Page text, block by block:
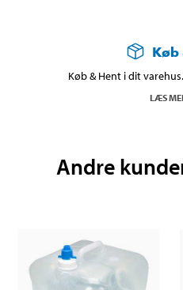
Køb
Køb & Hent i dit
LÆS
Andre